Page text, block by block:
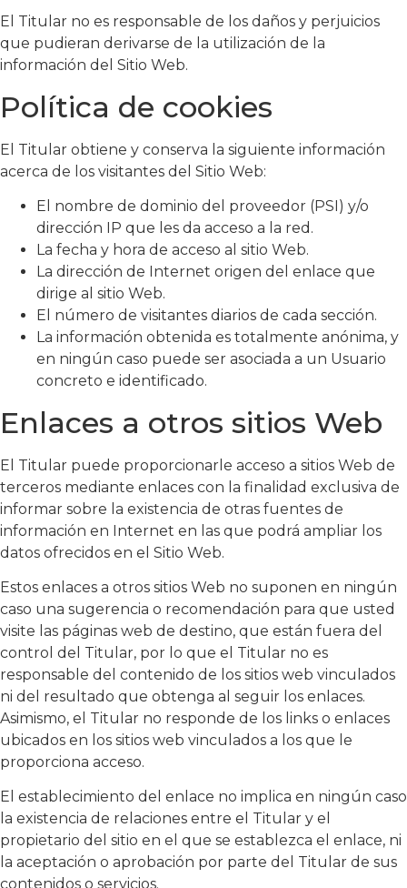
El Titular no es responsable de los daños y perjuicios
que pudieran derivarse de la utilización de la
información del Sitio Web.
Política de cookies
El Titular obtiene y conserva la siguiente información
acerca de los visitantes del Sitio Web:
El nombre de dominio del proveedor (PSI) y/o
dirección IP que les da acceso a la red.
La fecha y hora de acceso al sitio Web.
La dirección de Internet origen del enlace que
dirige al sitio Web.
El número de visitantes diarios de cada sección.
La información obtenida es totalmente anónima, y
en ningún caso puede ser asociada a un Usuario
concreto e identificado.
Enlaces a otros sitios Web
El Titular puede proporcionarle acceso a sitios Web de
terceros mediante enlaces con la finalidad exclusiva de
informar sobre la existencia de otras fuentes de
información en Internet en las que podrá ampliar los
datos ofrecidos en el Sitio Web.
Estos enlaces a otros sitios Web no suponen en ningún
caso una sugerencia o recomendación para que usted
visite las páginas web de destino, que están fuera del
control del Titular, por lo que el Titular no es
responsable del contenido de los sitios web vinculados
ni del resultado que obtenga al seguir los enlaces.
Asimismo, el Titular no responde de los links o enlaces
ubicados en los sitios web vinculados a los que le
proporciona acceso.
El establecimiento del enlace no implica en ningún caso
la existencia de relaciones entre el Titular y el
propietario del sitio en el que se establezca el enlace, ni
la aceptación o aprobación por parte del Titular de sus
contenidos o servicios.